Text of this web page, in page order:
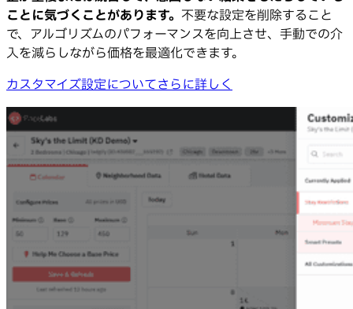
ことに気づくことがあります。 不要な設定を削除すること
で、アルゴリズムのパフォーマンスを向上させ、手動での介
入を減らしながら価格を最適化できます。
カスタマイズ設定についてさらに詳しく